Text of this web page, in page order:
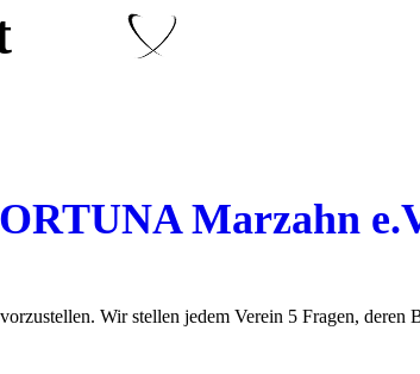
Marzahn
Wir stellen jedem Verein 5 Fragen, deren